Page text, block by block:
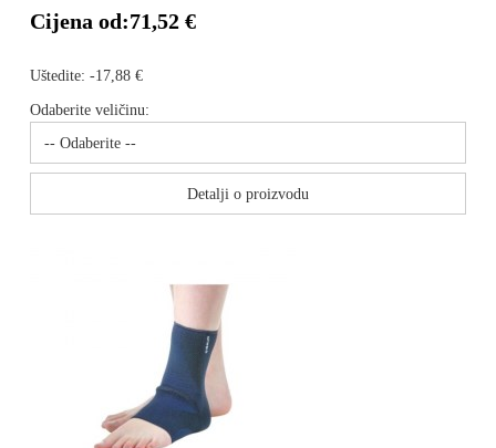
Cijena od:71,52 €
Uštedite: -17,88 €
Odaberite veličinu:
Detalji o proizvodu